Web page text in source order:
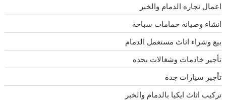
اعمال نجاره الدمام والخبر
انشاء وصيانة حمامات سباحة
بيع وشراء اثاث مستعمل الدمام
تأجير خادمات وشغالات بجده
تأجير سيارات جدة
تركيب اثاث ايكيا بالدمام والخبر